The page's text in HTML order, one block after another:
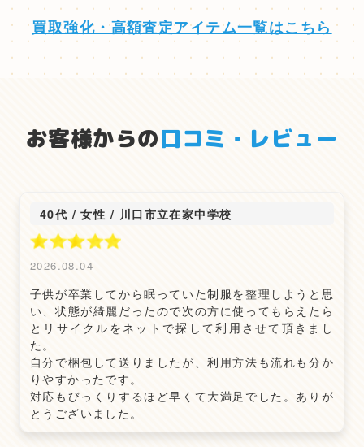
買取強化・高額査定アイテム一覧はこちら
お客様からの口コミ・レビュー
40代 / 女性 / 川口市立在家中学校
2026.08.04
子供が卒業してから眠っていた制服を整理しようと思
い、状態が綺麗だったので次の方に使ってもらえたら
とリサイクルをネットで探して利用させて頂きまし
た。
自分で梱包して送りましたが、利用方法も流れも分か
りやすかったです。
対応もびっくりするほど早くて大満足でした。ありが
とうございました。